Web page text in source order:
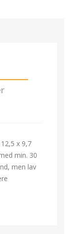
x 9,7
min. 30
men lav